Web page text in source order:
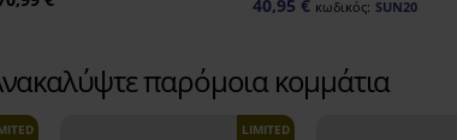
40,95 € κωδικός: SUN20
παρόμοια κομμάτια
LIMITED